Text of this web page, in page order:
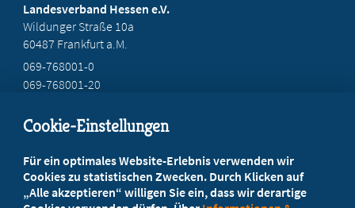
Landesverband Hessen e.V.
Wildunger Straße 10a
60487 Frankfurt a.M.
069-768001-0
069-768001-20
Ihr Landesverband berät Sie!
Cookie-Einstellungen
Für ein optimales Website-Erlebnis verwenden wir
Cookies zu statistischen Zwecken. Durch Klicken auf
„Alle akzeptieren“ willigen Sie ein, dass wir derartige